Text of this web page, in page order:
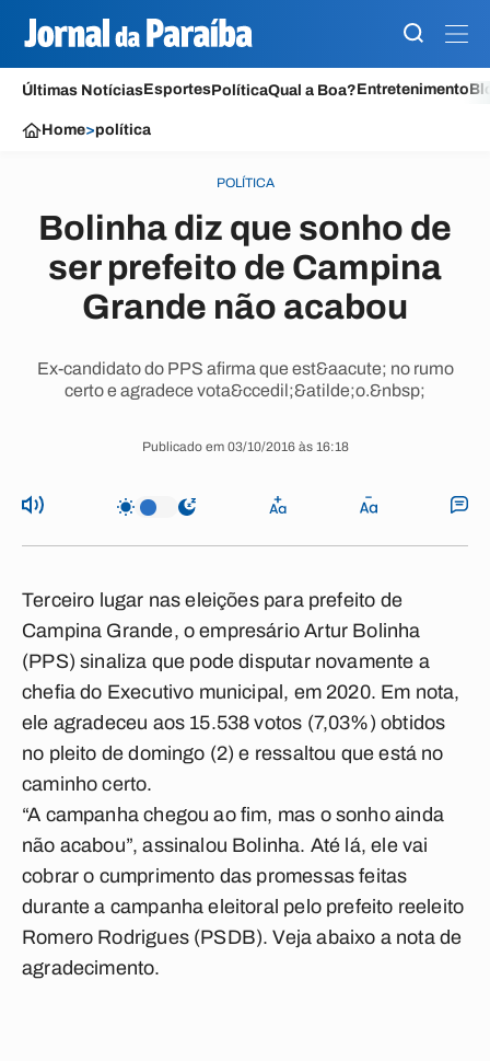
Últimas NotíciasEsportesPolíticaQual a Boa?Entretenimento
Home>política
POLÍTICA
Bolinha diz que sonho de
ser prefeito de Campina
Grande não acabou
Ex-candidato do PPS afirma que est&aacute; no rumo
certo e agradece vota&ccedil;&atilde;o.&nbsp;
Publicado em 03/10/2016 às 16:18
Terceiro lugar nas eleições para prefeito de
Campina Grande, o empresário Artur Bolinha
(PPS) sinaliza que pode disputar novamente a
chefia do Executivo municipal, em 2020. Em nota,
ele agradeceu aos 15.538 votos (7,03%) obtidos
no pleito de domingo (2) e ressaltou que está no
caminho certo.
“A campanha chegou ao fim, mas o sonho ainda
não acabou”, assinalou Bolinha. Até lá, ele vai
cobrar o cumprimento das promessas feitas
durante a campanha eleitoral pelo prefeito reeleito
Romero Rodrigues (PSDB). Veja abaixo a nota de
agradecimento.